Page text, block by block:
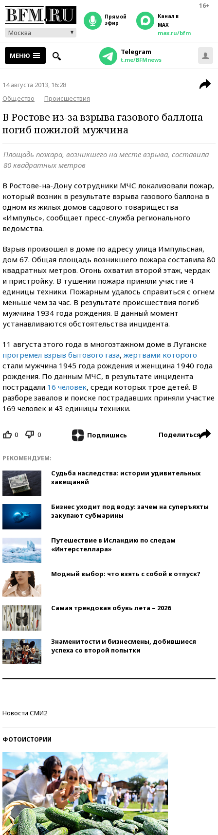
16+
Москва
прямой
эфир
Канал в
MAX
max.ru/bfm
МЕНЮ Telegram
t.me/BFMnews
14 августа 2013, 16:28
Общество
Происшествия
В Ростове из-за взрыва газового баллона
погиб пожилой мужчина
Площадь пожара, возникшего на месте взрыва, составила
80 квадратных метров
В Ростове-на-Дону сотрудники МЧС локализовали пожар,
который возник в результате взрыва газового баллона в
одном из жилых домов садового товарищества
«Импульс», сообщает пресс-служба регионального
ведомства.
Взрыв произошел в доме по адресу улица Импульсная,
дом 67. Общая площадь возникшего пожара составила 80
квадратных метров. Огонь охватил второй этаж, чердак
и пристройку. В тушении пожара приняли участие 4
единицы техники. Пожарным удалось справиться с огнем
меньше чем за час. В результате происшествия погиб
мужчина 1934 года рождения. В данный момент
устанавливаются обстоятельства инцидента.
11 августа этого года в многоэтажном доме в Луганске
прогремел взрыв бытового газа, жертвами которого
стали мужчина 1945 года рождения и женщина 1940 года
рождения. По данным МЧС, в результате инцидента
пострадали 16 человек, среди которых трое детей. В
разборе завалов и поиске пострадавших приняли участие
169 человек и 43 единицы техники.
0 0 Подпишись Поделиться
РЕКОМЕНДУЕМ:
Судьба наследства: истории удивительных
завещаний
Бизнес уходит под воду: зачем на суперъяхты
закупают субмарины
Путешествие в Исландию по следам
«Интерстеллара»
Модный выбор: что взять с собой в отпуск?
Самая трендовая обувь лета – 2026
Знаменитости и бизнесмены, добившиеся
успеха со второй попытки
Новости СМИ2
ФОТОИСТОРИИ